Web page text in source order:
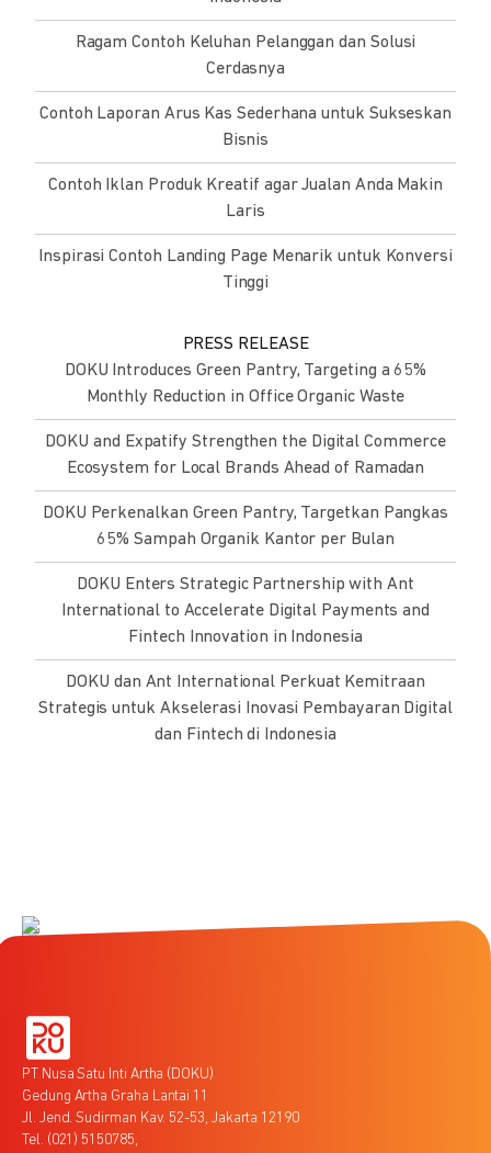
Ragam Contoh Keluhan Pelanggan dan Solusi
Cerdasnya
Contoh Laporan Arus Kas Sederhana untuk Sukseskan
Bisnis
Contoh Iklan Produk Kreatif agar Jualan Anda Makin
Laris
Inspirasi Contoh Landing Page Menarik untuk Konversi
Tinggi
PRESS RELEASE
DOKU Introduces Green Pantry, Targeting a 65%
Monthly Reduction in Office Organic Waste
DOKU and Expatify Strengthen the Digital Commerce
Ecosystem for Local Brands Ahead of Ramadan
DOKU Perkenalkan Green Pantry, Targetkan Pangkas
65% Sampah Organik Kantor per Bulan
DOKU Enters Strategic Partnership with Ant
International to Accelerate Digital Payments and
Fintech Innovation in Indonesia
DOKU dan Ant International Perkuat Kemitraan
Strategis untuk Akselerasi Inovasi Pembayaran Digital
dan Fintech di Indonesia
PT Nusa Satu Inti Artha (DOKU)
Gedung Artha Graha Lantai 11
Jl. Jend. Sudirman Kav. 52-53, Jakarta 12190
Tel. (021) 5150785,